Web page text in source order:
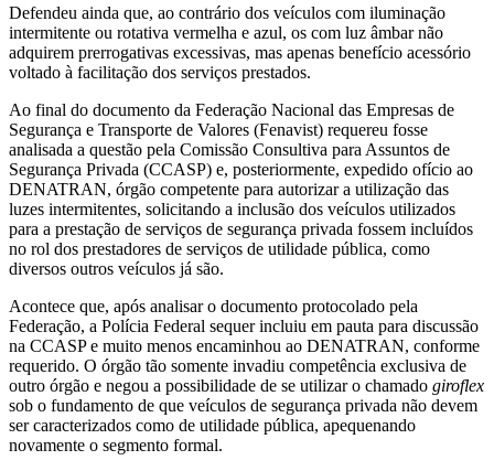
Defendeu ainda que, ao contrário dos veículos com iluminação
intermitente ou rotativa vermelha e azul, os com luz âmbar não
adquirem prerrogativas excessivas, mas apenas benefício acessório
voltado à facilitação dos serviços prestados.
Ao final do documento da Federação Nacional das Empresas de
Segurança e Transporte de Valores (Fenavist) requereu fosse
analisada a questão pela Comissão Consultiva para Assuntos de
Segurança Privada (CCASP) e, posteriormente, expedido ofício ao
DENATRAN, órgão competente para autorizar a utilização das
luzes intermitentes, solicitando a inclusão dos veículos utilizados
para a prestação de serviços de segurança privada fossem incluídos
no rol dos prestadores de serviços de utilidade pública, como
diversos outros veículos já são.
Acontece que, após analisar o documento protocolado pela
Federação, a Polícia Federal sequer incluiu em pauta para discussão
na CCASP e muito menos encaminhou ao DENATRAN, conforme
requerido. O órgão tão somente invadiu competência exclusiva de
outro órgão e negou a possibilidade de se utilizar o chamado giroflex
sob o fundamento de que veículos de segurança privada não devem
ser caracterizados como de utilidade pública, apequenando
novamente o segmento formal.